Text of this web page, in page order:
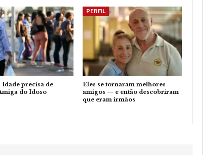
precisa de
do Idoso
PERFIL
Eles se tornaram melhores
amigos — e então descobriram
que eram irmãos